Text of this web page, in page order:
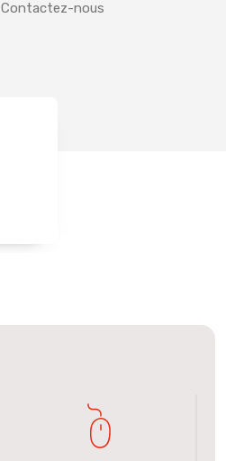
Contactez-nous